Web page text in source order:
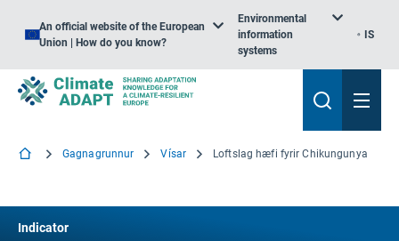
An official website of the European
Union | How do you know?
Environmental
information
systems
IS
Gagnagrunnur Vísar Loftslag hæfi fyrir Chikungunya
Indicator